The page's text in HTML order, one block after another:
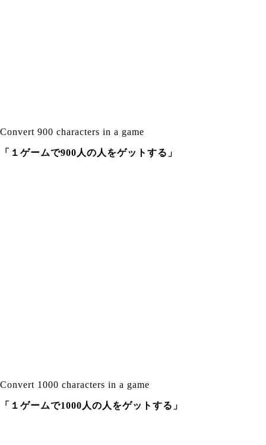
Convert 900 characters in a game
「１ゲームで900人の人をゲットする」
Convert 1000 characters in a game
「１ゲームで1000人の人をゲットする」